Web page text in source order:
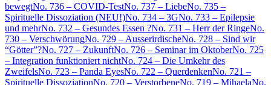
bewegtNo. 736 – COVID-TestNo. 737 – LiebeNo. 735 –
Spirituelle Dissoziation (NEU!)No. 734 – 3GNo. 733 – Epilepsie
und mehrNo. 732 – Gesundes Essen ?No. 731 – Herr der RingeNo.
730 – VerschwörungNo. 729 – AusserirdischeNo. 728 – Sind wir
“Götter”?No. 727 – ZukunftNo. 726 – Seminar im OktoberNo. 725
– Integration funktioniert nichtNo. 724 – Die Umkehr des
ZweifelsNo. 723 – Panda EyesNo. 722 – QuerdenkenNo. 721 –
Spirituelle DissoziationNo. 720 – VerstorbeneNo. 719 – MihaelaNo.